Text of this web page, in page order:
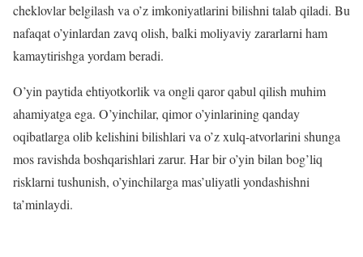
cheklovlar belgilash va o’z imkoniyatlarini bilishni talab qiladi. Bu
nafaqat o’yinlardan zavq olish, balki moliyaviy zararlarni ham
kamaytirishga yordam beradi.
O’yin paytida ehtiyotkorlik va ongli qaror qabul qilish muhim
ahamiyatga ega. O’yinchilar, qimor o’yinlarining qanday
oqibatlarga olib kelishini bilishlari va o’z xulq-atvorlarini shunga
mos ravishda boshqarishlari zarur. Har bir o’yin bilan bog’liq
risklarni tushunish, o’yinchilarga mas’uliyatli yondashishni
ta’minlaydi.